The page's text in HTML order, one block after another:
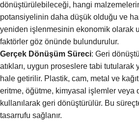
dönüştürülebileceği, hangi
potansiyelinin daha düşük olduğu ve
yeniden işlenmesinin ekonomik olarak
faktörler göz önünde bulundurulur.
Gerçek Dönüşüm Süreci: Geri
atıkları, uygun proseslere tabi tutularak
hale getirilir. Plastik, cam, metal ve
eritme, öğütme, kimyasal işlemler veya
kullanılarak geri dönüştürülür. Bu
tasarrufu sağlanır.